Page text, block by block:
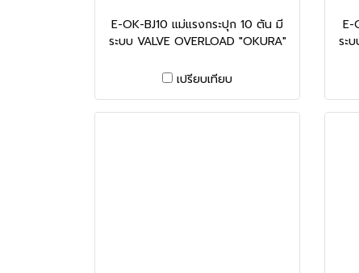
E-OK-BJ10 แม่แรงกระปุก 10 ตัน มี
ระบบ VALVE OVERLOAD "OKURA"
เปรียบเทียบ
E-
ระ